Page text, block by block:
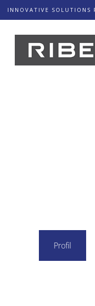
INNOVATIVE SOLUTIONS
Profil